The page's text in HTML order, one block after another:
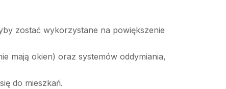
zostać wykorzystane na powiększenie
mają okien) oraz systemów oddymiania,
do mieszkań.